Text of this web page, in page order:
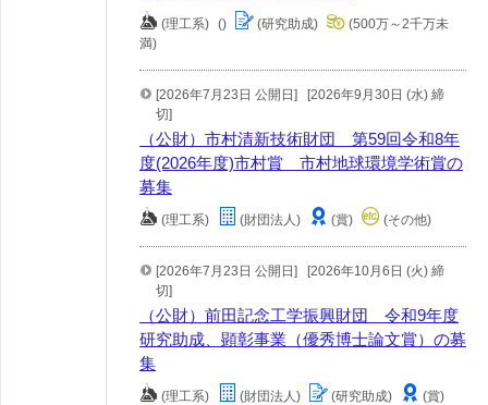
(理工系) () (研究助成)
(500万～2千万未
満)
[2026年7月23日 公開日]
[2026年9月30日 (水) 締
切]
（公財）市村清新技術財団 第59回令和8年
度(2026年度)市村賞 市村地球環境学術賞の
募集
(理工系) (財団法人) (賞) (その他)
[2026年7月23日 公開日]
[2026年10月6日 (火) 締
切]
（公財）前田記念工学振興財団 令和9年度
研究助成、顕彰事業（優秀博士論文賞）の募
集
(理工系) (財団法人) (研究助成)
(賞)